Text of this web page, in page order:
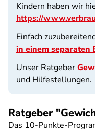
Kindern haben wir
https://
Einfach
in einem separaten
Unser Ratgeber
und Hilfestellungen.
Ratgeber
Das 10-Punkte-